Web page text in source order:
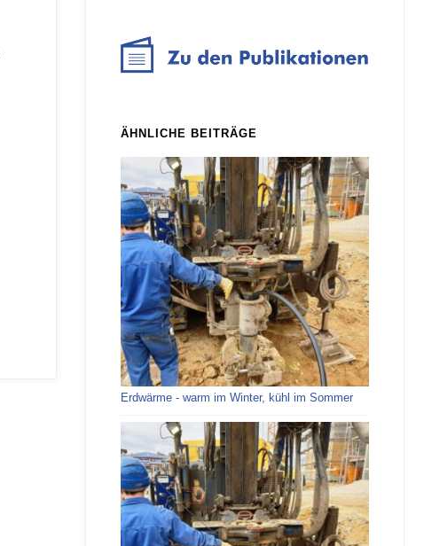
ÄHNLICHE BEITRÄGE
Erdwärme - warm im Winter, kühl im Sommer